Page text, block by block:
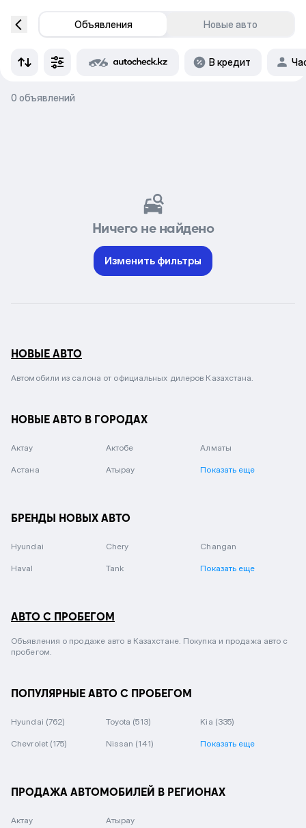
Объявления Новые авто
В кредит
0 объявлений
Ничего не найдено
Изменить фильтры
НОВЫЕ АВТО
Автомобили из салона от официальных дилеров Казахстана.
НОВЫЕ АВТО В ГОРОДАХ
Актау Актобе Алматы
Астана Атырау Показать еще
БРЕНДЫ НОВЫХ АВТО
Hyundai Chery Changan
Haval Tank Показать еще
АВТО С ПРОБЕГОМ
Объявления о продаже авто в Казахстане. Покупка и продажа авто с
пробегом.
ПОПУЛЯРНЫЕ АВТО С ПРОБЕГОМ
Hyundai (762) Toyota (513) Kia (335)
Chevrolet (175) Nissan (141) Показать еще
ПРОДАЖА АВТОМОБИЛЕЙ В РЕГИОНАХ
Актау Атырау